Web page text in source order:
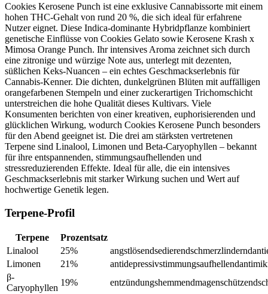
Cookies Kerosene Punch ist eine exklusive Cannabissorte mit einem
hohen THC-Gehalt von rund 20 %, die sich ideal für erfahrene
Nutzer eignet. Diese Indica-dominante Hybridpflanze kombiniert
genetische Einflüsse von Cookies Gelato sowie Kerosene Krash x
Mimosa Orange Punch. Ihr intensives Aroma zeichnet sich durch
eine zitronige und würzige Note aus, unterlegt mit dezenten,
süßlichen Keks-Nuancen – ein echtes Geschmackserlebnis für
Cannabis-Kenner. Die dichten, dunkelgrünen Blüten mit auffälligen
orangefarbenen Stempeln und einer zuckerartigen Trichomschicht
unterstreichen die hohe Qualität dieses Kultivars. Viele
Konsumenten berichten von einer kreativen, euphorisierenden und
glücklichen Wirkung, wodurch Cookies Kerosene Punch besonders
für den Abend geeignet ist. Die drei am stärksten vertretenen
Terpene sind Linalool, Limonen und Beta-Caryophyllen – bekannt
für ihre entspannenden, stimmungsaufhellenden und
stressreduzierenden Effekte. Ideal für alle, die ein intensives
Geschmackserlebnis mit starker Wirkung suchen und Wert auf
hochwertige Genetik legen.
Terpene-Profil
Terpene
Prozentsatz
Linalool
25% angstlösendsedierendschmerzlindernd
Limonen
21% antidepressivstimmungsaufhellend
β-
Caryophyllen
19% entzündungshemmendmagenschützend